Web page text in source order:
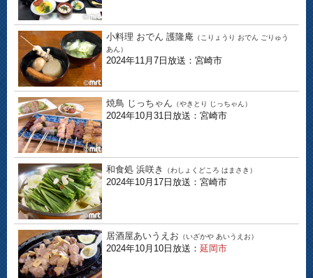
小料理 おでん 護隆庵 （こりょうり おでん ごりゅう
あん）
2024年11月7日放送：宮崎市
焼鳥 じっちゃん （やきとり じっちゃん）
2024年10月31日放送：宮崎市
和食処 浜咲き （わしょくどころ はまさき）
2024年10月17日放送：宮崎市
居酒屋あいうえお （いざかや あいうえお）
2024年10月10日放送： 延岡市